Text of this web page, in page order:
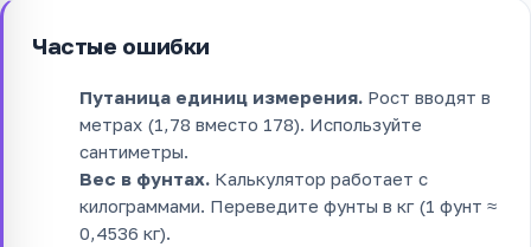
Частые ошибки
Путаница единиц измерения. Рост вводят в
метрах (1,78 вместо 178). Используйте
сантиметры.
Вес в фунтах. Калькулятор работает с
килограммами. Переведите фунты в кг (1 фунт ≈
0,4536 кг).